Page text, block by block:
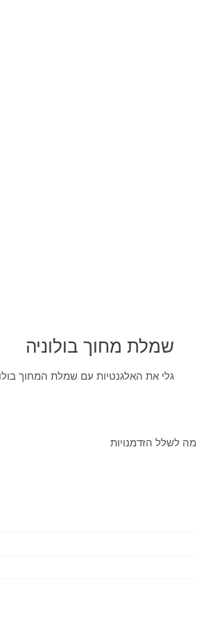
שמלת מחוך בולוניה
גלי את האלגנטיות עם שמלת המחוך
לשלל הזדמנויות